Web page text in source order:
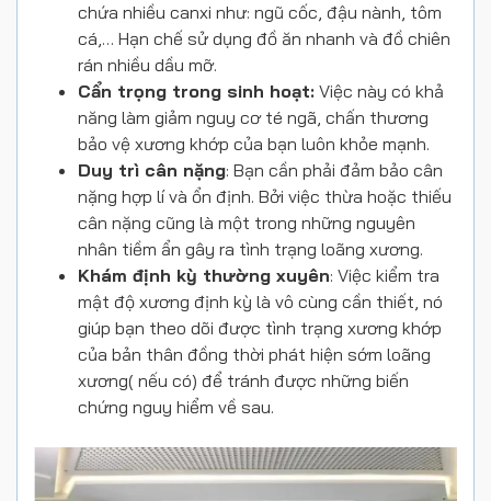
chứa nhiều canxi như: ngũ cốc, đậu nành, tôm
cá,… Hạn chế sử dụng đồ ăn nhanh và đồ chiên
rán nhiều dầu mỡ.
Cẩn trọng trong sinh hoạt: Việc này có khả
năng làm giảm nguy cơ té ngã, chấn thương
bảo vệ xương khớp của bạn luôn khỏe mạnh.
Duy trì cân nặng: Bạn cần phải đảm bảo cân
nặng hợp lí và ổn định. Bởi việc thừa hoặc thiếu
cân nặng cũng là một trong những nguyên
nhân tiềm ẩn gây ra tình trạng loãng xương.
Khám định kỳ thường xuyên: Việc kiểm tra
mật độ xương định kỳ là vô cùng cần thiết, nó
giúp bạn theo dõi được tình trạng xương khớp
của bản thân đồng thời phát hiện sớm loãng
xương( nếu có) để tránh được những biến
chứng nguy hiểm về sau.